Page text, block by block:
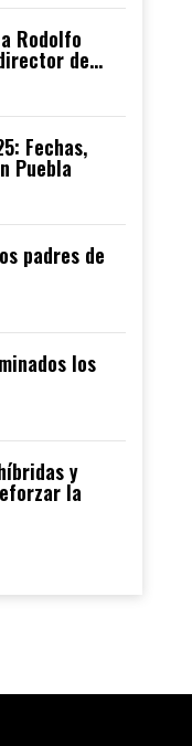
Rodolfo
de...
Fechas,
Puebla
padres de
los
y
la